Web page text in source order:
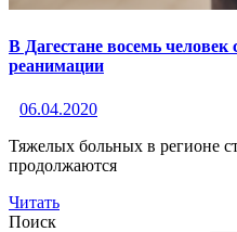
В Дагестане восемь человек
реанимации
06.04.2020
Тяжелых больных в регионе
продолжаются
Читать
Поиск